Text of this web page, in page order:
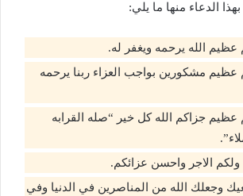
الدعاء منها ما يلي:
عظيم الله يرحمه ويغفر له.
عظيم مشكورين بواجب العزاء ربنا يرحمه
عظيم جزاكم الله كل خير “صله القرابه
ولكم الاجر واحسن عزائكم.
وجعلك الله من المناصرين في الدنيا وفي